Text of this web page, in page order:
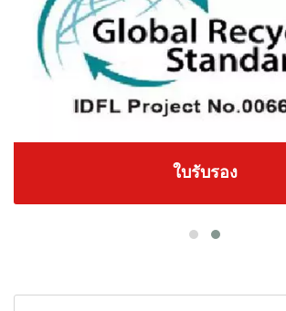
ใบรับรอง